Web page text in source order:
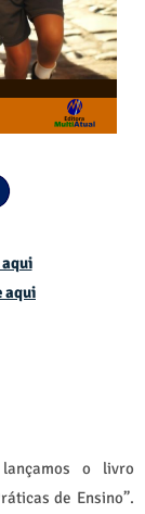
aqui
aqui
o livro
de Ensino”.